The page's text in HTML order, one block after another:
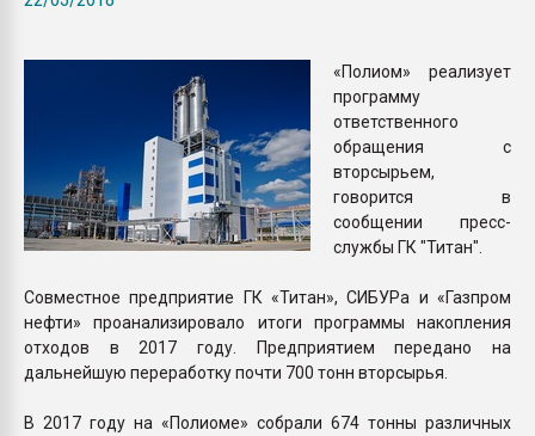
ПЕРЕЙТИ НА
«Полиом» реализует
программу
ответственного
обращения с
вторсырьем,
говорится в
сообщении пресс-
службы ГК "Титан".
Совместное предприятие ГК «Титан», СИБУРа и «Газпром
нефти» проанализировало итоги программы накопления
отходов в 2017 году. Предприятием передано на
дальнейшую переработку почти 700 тонн вторсырья.
В 2017 году на «Полиоме» собрали 674 тонны различных